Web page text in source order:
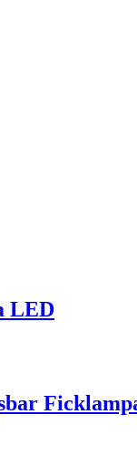
LED